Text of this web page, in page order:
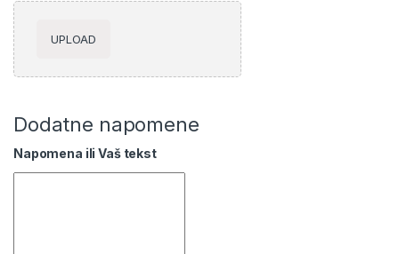
UPLOAD
Dodatne napomene
Napomena ili Vaš tekst